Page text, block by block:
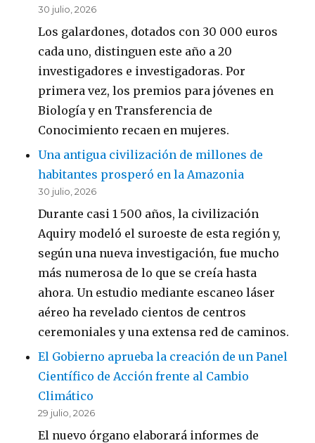
30 julio, 2026
Los galardones, dotados con 30 000 euros
cada uno, distinguen este año a 20
investigadores e investigadoras. Por
primera vez, los premios para jóvenes en
Biología y en Transferencia de
Conocimiento recaen en mujeres.
Una antigua civilización de millones de
habitantes prosperó en la Amazonia
30 julio, 2026
Durante casi 1 500 años, la civilización
Aquiry modeló el suroeste de esta región y,
según una nueva investigación, fue mucho
más numerosa de lo que se creía hasta
ahora. Un estudio mediante escaneo láser
aéreo ha revelado cientos de centros
ceremoniales y una extensa red de caminos.
El Gobierno aprueba la creación de un Panel
Científico de Acción frente al Cambio
Climático
29 julio, 2026
El nuevo órgano elaborará informes de